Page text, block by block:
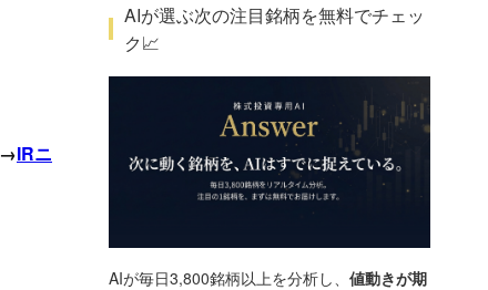
→IRニ
AIが選ぶ次の注目銘柄を無料でチェッ
ク📈
AIが毎日3,800銘柄以上を分析し、 値動きが期